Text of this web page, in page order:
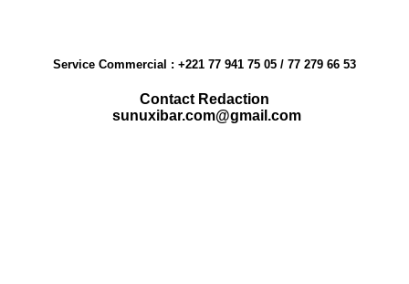
Service Commercial : +221 77 941 75 05 / 77 279 66 53
Contact Redaction
sunuxibar.com@gmail.com